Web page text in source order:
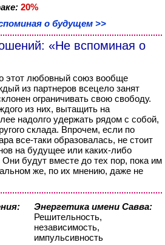
20%
о будущем >>
«Не вспоминая о
этот любовный союз вообще
из партнеров всецело занят
ограничивать свою свободу.
из них, вытащить на
надолго удержать рядом с собой,
склада. Впрочем, если по
все-таки образовалась, не стоит
на будущее или каких-либо
будут вместе до тех пор, пока им
же, по их мнению, даже не
Энергетика имени Савва:
Решительность,
независимость,
импульсивность